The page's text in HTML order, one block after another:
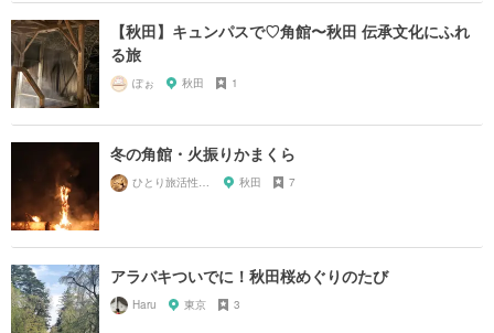
【秋田】キュンパスで♡角館〜秋田 伝承文化にふれ
る旅
ぽぉ 秋田 1
冬の角館・火振りかまくら
ひとり旅活性化委員会・山田静 秋田 7
アラバキついでに！秋田桜めぐりのたび
Haru 東京 3